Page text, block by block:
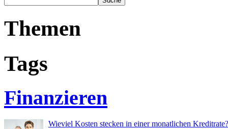
Themen
Tags
Finanzieren
Wieviel Kosten stecken in einer monatlichen